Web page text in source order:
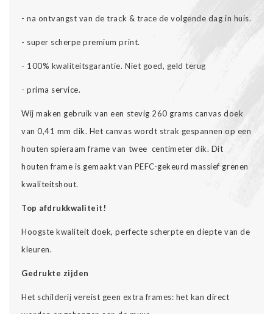
- na ontvangst van de track & trace de volgende dag in huis.
- super scherpe premium print.
- 100% kwaliteitsgarantie. Niet goed, geld terug
- prima service.
Wij maken gebruik van een stevig 260 grams canvas doek
van 0,41 mm dik. Het canvas wordt strak gespannen op een
houten spieraam frame van twee centimeter dik. Dit
houten frame is gemaakt van PEFC-gekeurd massief grenen
kwaliteitshout.
Top afdrukkwaliteit!
Hoogste kwaliteit doek, perfecte scherpte en diepte van de
kleuren.
Gedrukte zijden
Het schilderij vereist geen extra frames: het kan direct